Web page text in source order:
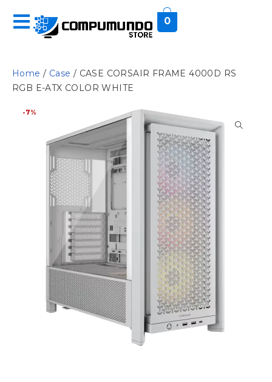
0
Home / Case / CASE CORSAIR FRAME 4000D RS
RGB E-ATX COLOR WHITE
-7%